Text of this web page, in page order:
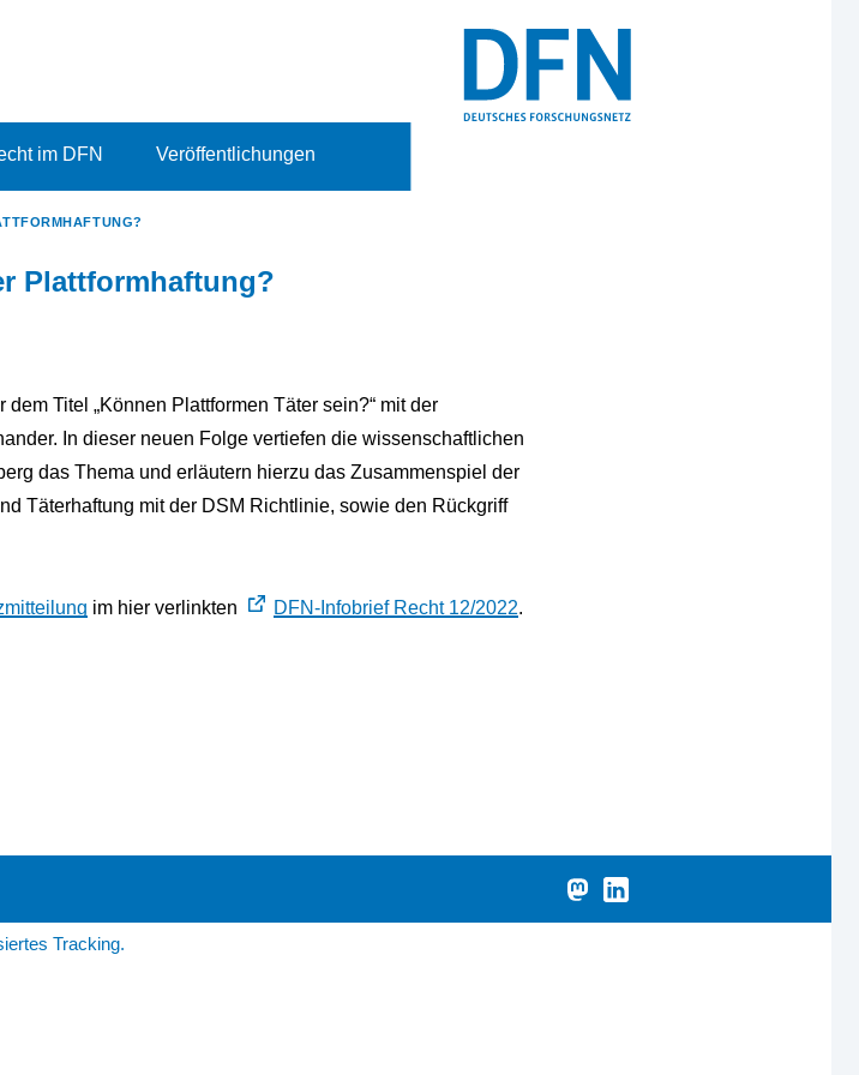
im DFN Veröffentlichungen
Plattformhaftung?
Titel „Können Plattformen Täter sein?“ mit der
In dieser neuen Folge vertiefen die wissenschaftlichen
das Thema und erläutern hierzu das Zusammenspiel der
Täterhaftung mit der DSM Richtlinie, sowie den Rückgriff
im hier verlinkten DFN-Infobrief Recht 12/2022.
Tracking.